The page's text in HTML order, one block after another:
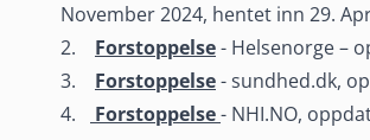
November 2024, hentet inn 29.
2. Forstoppelse- Helsenorge –
3.
Forstoppelse- sundhed.dk,
4.
Forstoppelse- NHI.NO,